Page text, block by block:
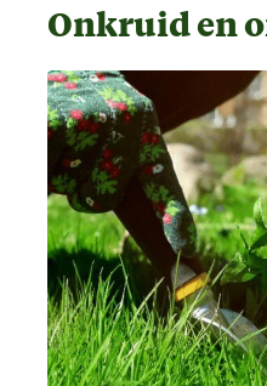
Onkruid en